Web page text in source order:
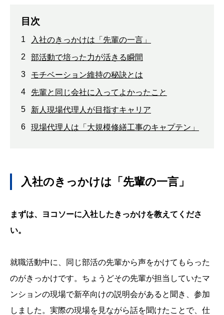
目次
1
入社のきっかけは「先輩の一言」
2
部活動で培った力が活きる瞬間
3
モチベーション維持の秘訣とは
4
先輩と同じ会社に入ってよかったこと
5
新人現場代理人が目指すキャリア
6
現場代理人は「大規模修繕工事のキャプテン」
入社のきっかけは「先輩の一言」
まずは、ヨコソーに入社したきっかけを教えてくださ
い。
就職活動中に、同じ部活の先輩から声をかけてもらった
のがきっかけです。ちょうどその先輩が担当していたマ
ンションの現場で新卒向けの説明会があると聞き、参加
しました。実際の現場を見ながら話を聞けたことで、仕